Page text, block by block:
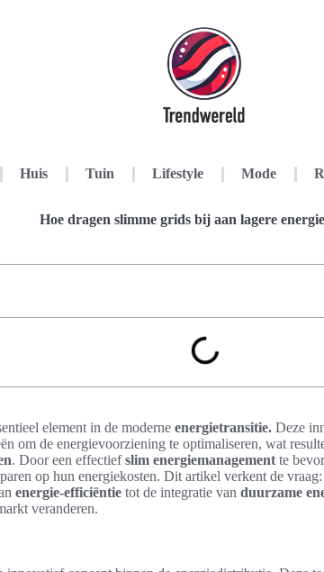
Huis Tuin Lifestyle Mode
Hoe dragen slimme grids bij aan lagere
element in de moderne energietransitie. Deze
om de energievoorziening te optimaliseren, wat
. Door een effectiefslim energiemanagement te
op hun energiekosten. Dit artikel verkent de vraag:
energie-efficiëntie tot de integratie van duurzame
veranderen.